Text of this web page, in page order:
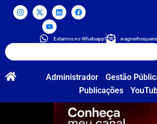
Estamos no Whatsapp!
Administrador
Gestão
Publicações